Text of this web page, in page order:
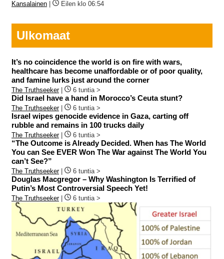
Kansalainen Eilen klo 06:54
Ulkomaat
It’s no coincidence the world is on fire with wars,
healthcare has become unaffordable or of poor quality,
and famine lurks just around the corner
The Truthseeker| 6 tuntia >
Did Israel have a hand in Morocco’s Ceuta stunt?
The Truthseeker| 6 tuntia >
Israel wipes genocide evidence in Gaza, carting off
rubble and remains in 100 trucks daily
The Truthseeker| 6 tuntia >
“The Outcome is Already Decided. When has The World
You can See EVER Won The War against The World You
can’t See?”
The Truthseeker| 6 tuntia >
Douglas Macgregor – Why Washington Is Terrified of
Putin’s Most Controversial Speech Yet!
The Truthseeker| 6 tuntia >